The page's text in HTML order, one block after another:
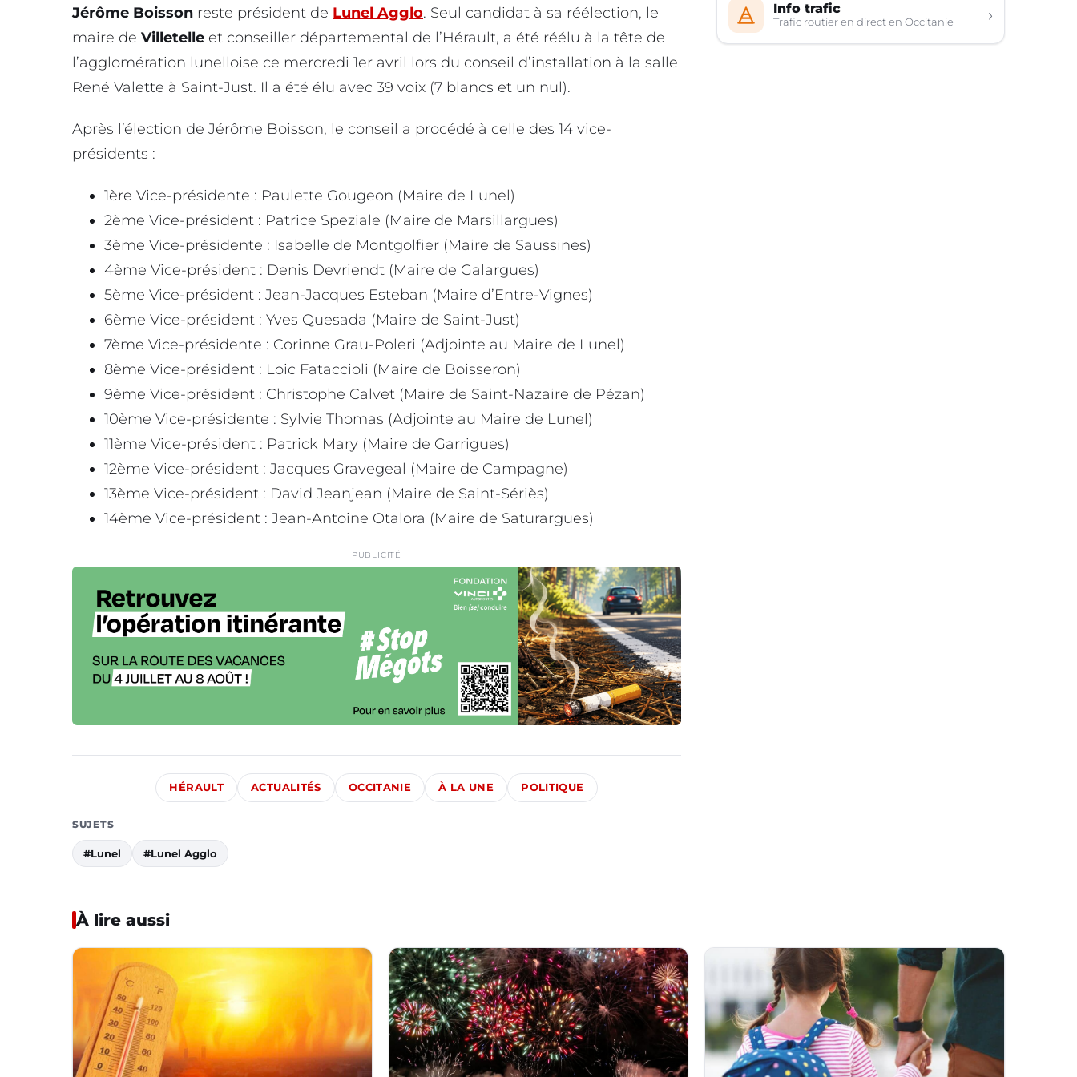
Jérôme Boisson reste président de Lunel Agglo. Seul candidat à sa réélection, le
maire de Villetelle et conseiller départemental de l’Hérault, a été réélu à la tête de
l’agglomération lunelloise ce mercredi 1er avril lors du conseil d’installation à la salle
René Valette à Saint-Just. Il a été élu avec 39 voix (7 blancs et un nul).
Après l’élection de Jérôme Boisson, le conseil a procédé à celle des 14 vice-
présidents :
1ère Vice-présidente : Paulette Gougeon (Maire de Lunel)
2ème Vice-président : Patrice Speziale (Maire de Marsillargues)
3ème Vice-présidente : Isabelle de Montgolfier (Maire de Saussines)
4ème Vice-président : Denis Devriendt (Maire de Galargues)
5ème Vice-président : Jean-Jacques Esteban (Maire d’Entre-Vignes)
6ème Vice-président : Yves Quesada (Maire de Saint-Just)
7ème Vice-présidente : Corinne Grau-Poleri (Adjointe au Maire de Lunel)
8ème Vice-président : Loic Fataccioli (Maire de Boisseron)
9ème Vice-président : Christophe Calvet (Maire de Saint-Nazaire de Pézan)
10ème Vice-présidente : Sylvie Thomas (Adjointe au Maire de Lunel)
11ème Vice-président : Patrick Mary (Maire de Garrigues)
12ème Vice-président : Jacques Gravegeal (Maire de Campagne)
13ème Vice-président : David Jeanjean (Maire de Saint-Sériès)
14ème Vice-président : Jean-Antoine Otalora (Maire de Saturargues)
PUBLICITÉ
HÉRAULT ACTUALITÉS OCCITANIE À LA UNE POLITIQUE
SUJETS
#Lunel #Lunel Agglo
Info trafic
Trafic routier en direct en Occitanie ›
À lire aussi